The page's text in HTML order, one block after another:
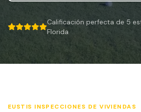
Mitigación de Viento
Certificación de Techo
SERVICIOS ESPECIALIZADOS
Mantenimiento Anual
Imagen Térmica
5 out of 5 stars.
Calificación perfecta de 5
Florida
EUSTIS INSPECCIONES DE VIVIENDAS